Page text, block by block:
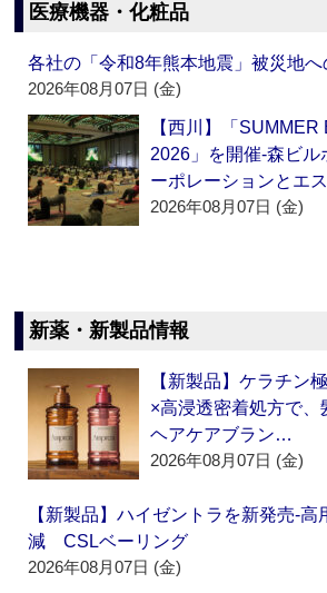
医療機器・化粧品
各社の「令和8年熊本地震」被災地へ
2026年08月07日 (金)
【西川】「
2026」を開催‐森ビ
ーポレーションとエ
2026年08月07日 (金)
新薬・新製品情報
【新製品】ケラチン
×高浸透密着処方で
ヘアケアブラン…
2026年08月07日 (金)
【新製品】ハイゼントラを新発売‐高
減 CSLベーリング
2026年08月07日 (金)